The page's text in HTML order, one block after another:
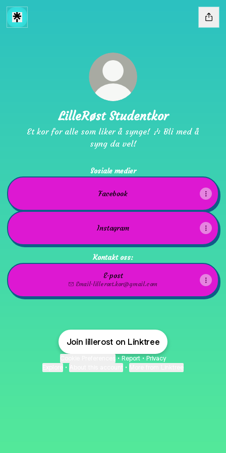
LilleRøst Studentkor
Et kor for alle som liker å synge! 🎶 Bli med å
syng da vel!
Sosiale medier
Facebook
Instagram
Kontakt oss:
E-post
Email·lillerost.kor@gmail.com
Join lillerost on Linktree
• Report • Privacy
• •